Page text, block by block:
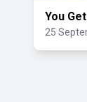
You
25